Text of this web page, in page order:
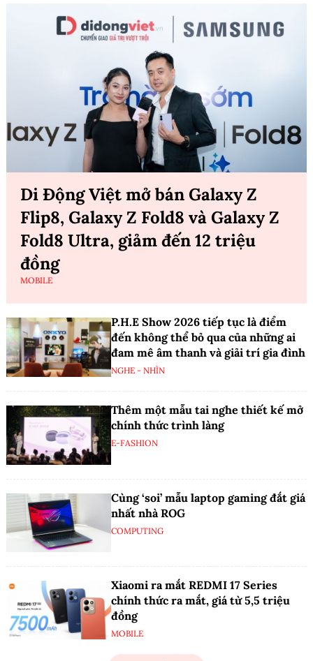
Di Động Việt mở bán Galaxy Z
Flip8, Galaxy Z Fold8 và Galaxy Z
Fold8 Ultra, giảm đến 12 triệu
đồng
MOBILE
P.H.E Show 2026 tiếp tục là điểm
đến không thể bỏ qua của những ai
đam mê âm thanh và giải trí gia đình
NGHE - NHÌN
Thêm một mẫu tai nghe thiết kế mở
chính thức trình làng
E-FASHION
Cùng ‘soi’ mẫu laptop gaming đắt giá
nhất nhà ROG
COMPUTING
Xiaomi ra mắt REDMI 17 Series
chính thức ra mắt, giá từ 5,5 triệu
đồng
MOBILE